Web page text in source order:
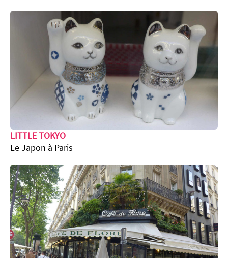
LITTLE TOKYO
Le Japon à Paris